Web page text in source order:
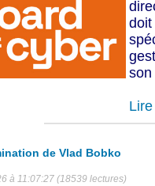
son
de Vlad Bobko
à 11:07:27 (18539 lectures)